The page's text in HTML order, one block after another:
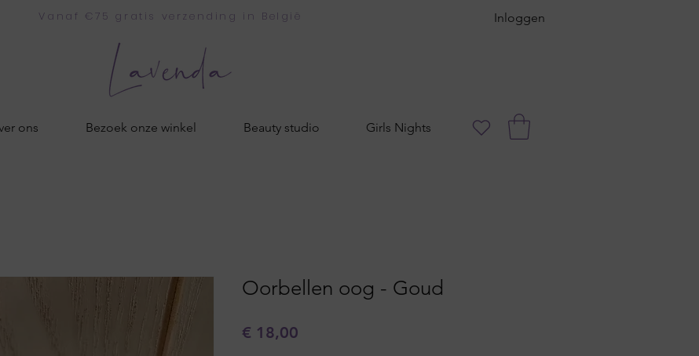
Vanaf €75 gratis verzending in België Inloggen
ons Bezoek onze winkel Beauty studio Girls Nights
Oorbellen oog - Goud
€ 18,00